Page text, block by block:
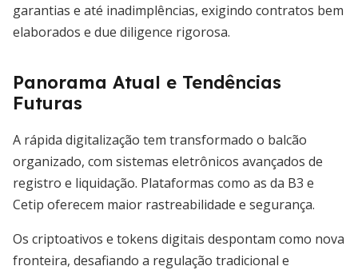
garantias e até inadimplências, exigindo contratos bem
elaborados e due diligence rigorosa.
Panorama Atual e Tendências
Futuras
A rápida digitalização tem transformado o balcão
organizado, com sistemas eletrônicos avançados de
registro e liquidação. Plataformas como as da B3 e
Cetip oferecem maior rastreabilidade e segurança.
Os criptoativos e tokens digitais despontam como nova
fronteira, desafiando a regulação tradicional e